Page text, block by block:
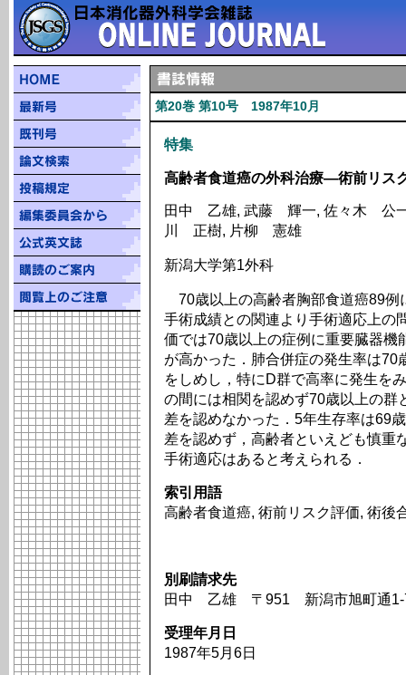
第20巻 第10号 1987年10月
特集
高齢者食道癌の外科治療―術前リス
田中 乙雄, 武藤 輝一, 佐々木 公
川 正樹, 片柳 憲雄
新潟大学第1外科
70歳以上の高齢者胸部食道癌89例
手術成績との関連より手術適応上の
価では70歳以上の症例に重要臓器機
が高かった．肺合併症の発生率は
をしめし，特にD群で高率に発生を
の間には相関を認めず70歳以上の群
差を認めなかった．5年生存率は69
差を認めず，高齢者といえども慎重
手術適応はあると考えられる．
索引用語
高齢者食道癌, 術前リスク評価, 術後
別刷請求先
田中 乙雄 〒951 新潟市旭町通1-
受理年月日
1987年5月6日